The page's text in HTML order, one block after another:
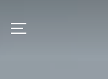
ALTERNAR